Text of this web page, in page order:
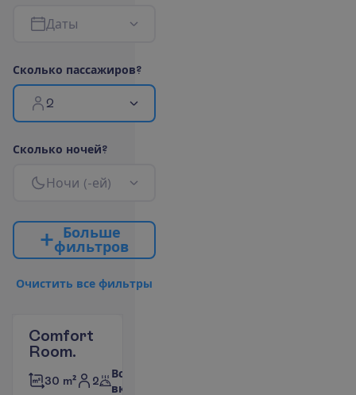
Даты
Сколько пассажиров?
2
Сколько ночей?
Ночи (-ей)
Больше
фильтров
Очистить все фильтры
Comfort
Room.
30 m² 2
Все
включено